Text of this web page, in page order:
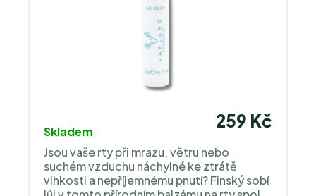
Skladem
259 Kč
Jsou vaše rty při mrazu, větru nebo
suchém vzduchu náchylné ke ztrátě
vlhkosti a nepříjemnému pnutí? Finský sobí